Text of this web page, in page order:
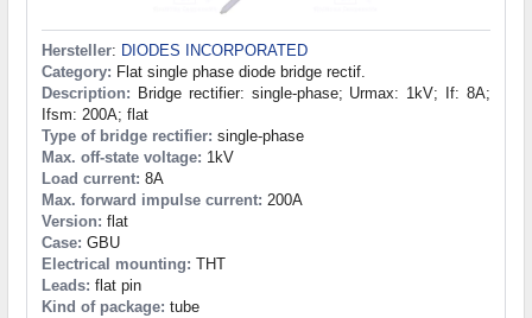
Hersteller: DIODES INCORPORATED
Category: Flat single phase diode bridge rectif.
Description: Bridge rectifier: single-phase; Urmax: 1kV; If: 8A;
Ifsm: 200A; flat
Type of bridge rectifier: single-phase
Max. off-state voltage: 1kV
Load current: 8A
Max. forward impulse current: 200A
Version: flat
Case: GBU
Electrical mounting: THT
Leads: flat pin
Kind of package: tube